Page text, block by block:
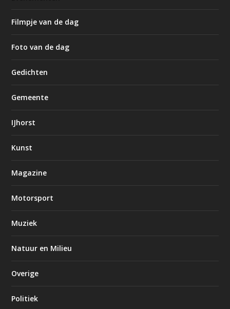
Filmpje van de dag
Foto van de dag
Gedichten
Gemeente
IJhorst
Kunst
Magazine
Motorsport
Muziek
Natuur en Milieu
Overige
Politiek